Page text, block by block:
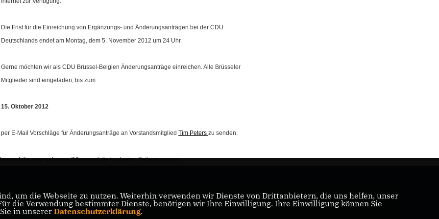
Die Frist für die Einreichung von Ergänzungs- und Änderungsanträgen bei der CDU
Deutschlands endet am Montag, dem 5. November 2012 um 24 Uhr.
Gerne möchten wir als CDU Brüssel-Belgien Änderungsanträge einreichen. Alle Brüsseler
Mitglieder sind eingeladen, bis zum
15. Oktober 2012
per E-Mail Vorschläge für Änderungsanträge an VorstandsmitgliedTim Peterszu senden.
auf die angegebenen Ziffern und die konkreten Zeilennummern.
um die Webseite zu nutzen. Weiterhin verwenden wir Dienste von Drittanbietern, die uns helfen, unser
die Verwendung bestimmter Dienste, benötigen wir Ihre Einwilligung. Ihre Einwilligung können Sie
in unserer Datenschutzerklärung.